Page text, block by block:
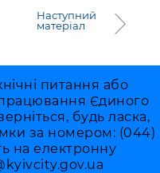
Наступний
матеріал
питання або
Єдиного
будь ласка,
за номером: (044)
на електронну